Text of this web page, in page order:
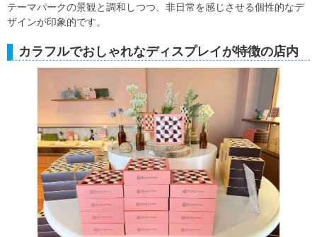
テーマパークの景観と調和しつつ、非日常を感じさせる個性的なデ
ザインが印象的です。
カラフルでおしゃれなディスプレイが特徴の店内